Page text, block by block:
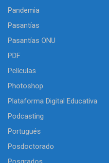
Pandemia
Pasantías
Pasantías ONU
PDF
Películas
Photoshop
Plataforma Digital Educativa
Podcasting
Portugués
Posdoctorado